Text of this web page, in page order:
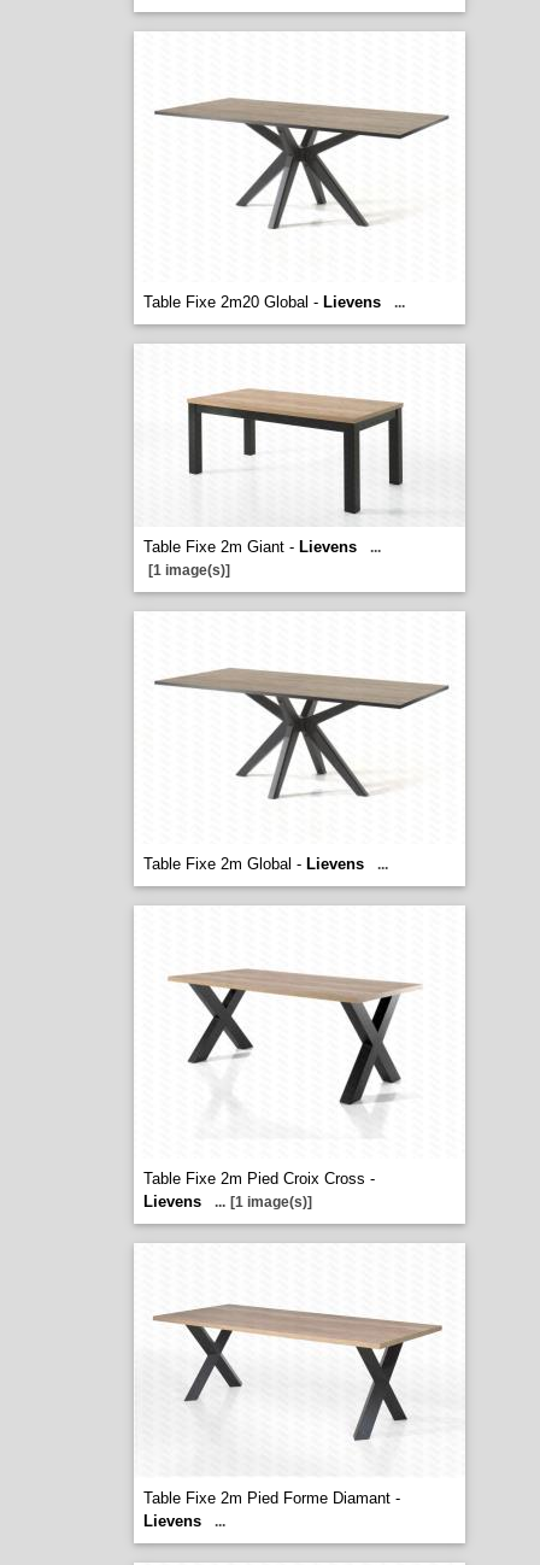
Table Fixe 2m20 Global - Lievens ...
Table Fixe 2m Giant - Lievens
...
[1 image(s)]
Table Fixe 2m Global - Lievens ...
Table Fixe 2m Pied Croix Cross -
Lievens
... [1 image(s)]
Table Fixe 2m Pied Forme Diamant -
Lievens
...